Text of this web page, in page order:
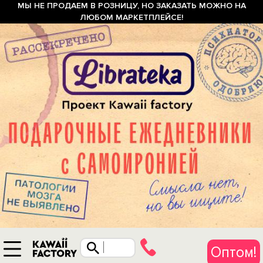
МЫ НЕ ПРОДАЕМ В РОЗНИЦУ, НО ЗАКАЗАТЬ МОЖНО НА
ЛЮБОМ МАРКЕТПЛЕЙСЕ!
Оптом!